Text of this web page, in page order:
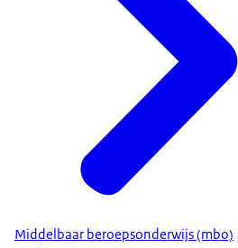
Middelbaar beroepsonderwijs (mbo)